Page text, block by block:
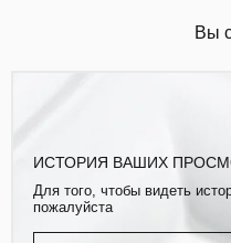
Вы
ИСТОРИЯ ВАШИХ
Для того, чтобы видеть
пожалуйста